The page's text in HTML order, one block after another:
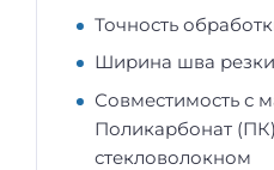
Точность
Ширина шва
Совместимость с
Поликарбонат
стекловолокном